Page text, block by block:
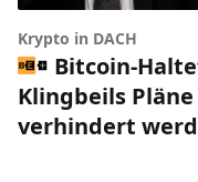
Krypto in DACH
Bitcoin-
Klingbeils
verhindert